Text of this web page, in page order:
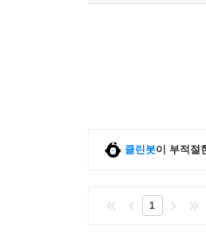
클린봇이 부적절
1